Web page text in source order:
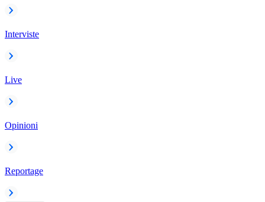
Interviste
Live
Opinioni
Reportage